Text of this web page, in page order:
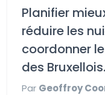
Planifier
réduire les
coordonner
des Bruxellois.
Par Geoffroy